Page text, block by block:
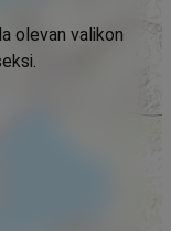
olevan valikon